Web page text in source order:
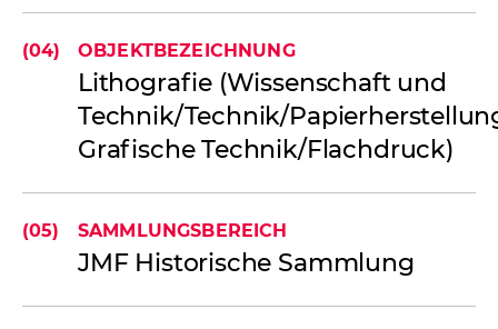
(04) OBJEKTBEZEICHNUNG
Lithografie (Wissenschaft und
Technik/Technik/
Grafische Technik/Flachdruck)
(05) SAMMLUNGSBEREICH
JMF Historische Sammlung